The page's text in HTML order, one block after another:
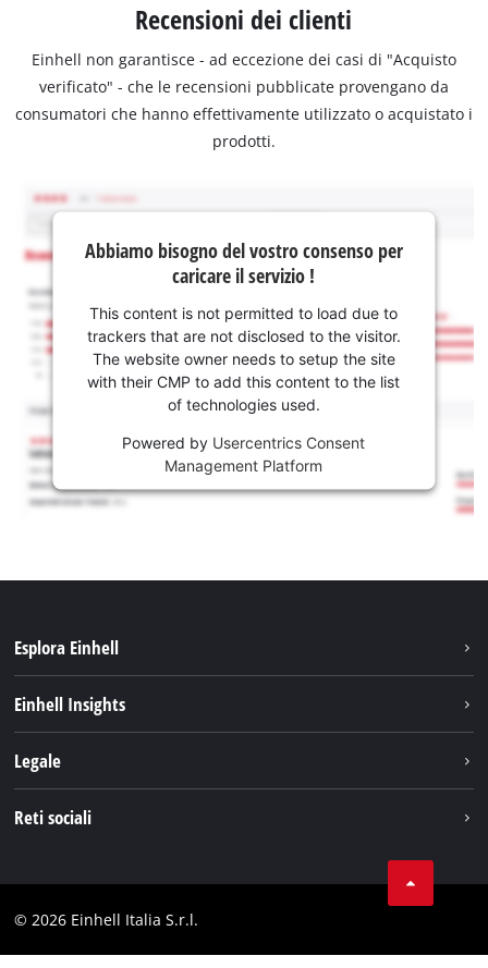
Recensioni dei clienti
Einhell non garantisce - ad eccezione dei casi di "Acquisto
verificato" - che le recensioni pubblicate provengano da
consumatori che hanno effettivamente utilizzato o acquistato i
prodotti.
Abbiamo bisogno del vostro consenso per
caricare il servizio !
This content is not permitted to load due to
trackers that are not disclosed to the visitor.
The website owner needs to setup the site
with their CMP to add this content to the list
of technologies used.
Powered by Usercentrics Consent
Management Platform
Esplora Einhell
Chi siamo
Einhell Insights
Einhell prodotti
Legale
Comformità
Reti sociali
Linkedin
© 2026 Einhell Italia S.r.l.